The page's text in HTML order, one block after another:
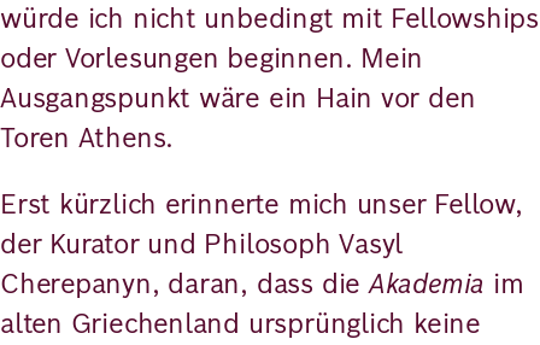
würde ich nicht unbedingt mit Fellowships
oder Vorlesungen beginnen. Mein
Ausgangspunkt wäre ein Hain vor den
Toren Athens.
Erst kürzlich erinnerte mich unser Fellow,
der Kurator und Philosoph Vasyl
Cherepanyn, daran, dass dieAkademia im
alten Griechenland ursprünglich keine